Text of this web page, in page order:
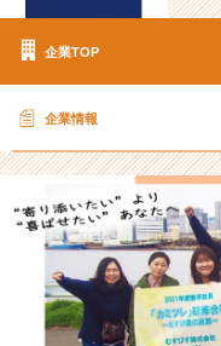
用/
-
【
年
連
続
で
業
界
企業TOP
企業情報